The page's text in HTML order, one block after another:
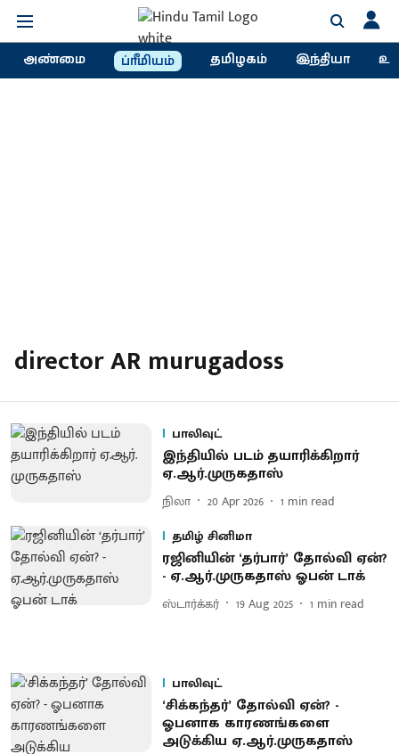
அண்மை ப்ரீமியம் தமிழகம் இந்தியா
director AR murugadoss
பாலிவுட்
இந்​தி​யில் படம் தயாரிக்​கிறார்
ஏ.ஆர்​.​முரு​க​தாஸ்
நிலா 20 Apr 2026 1 min read
தமிழ் சினிமா
ரஜினியின் ‘தர்பார்’ தோல்வி ஏன்?
- ஏ.ஆர்.முருகதாஸ் ஓபன் டாக்
ஸ்டார்க்கர் 19 Aug 2025 1 min read
பாலிவுட்
‘சிக்கந்தர்’ தோல்வி ஏன்? -
ஓபனாக காரணங்களை
அடுக்கிய ஏ.ஆர்.முருகதாஸ்